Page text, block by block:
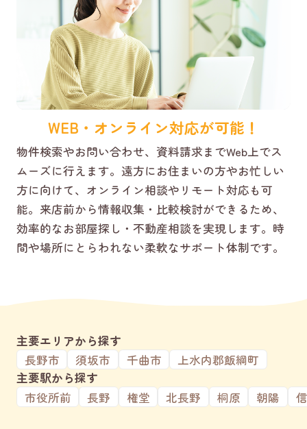
WEB・オンライン対応が可能！
物件検索やお問い合わせ、資料請求までWeb上でス
ムーズに行えます。遠方にお住まいの方やお忙しい
方に向けて、オンライン相談やリモート対応も可
能。来店前から情報収集・比較検討ができるため、
効率的なお部屋探し・不動産相談を実現します。時
間や場所にとらわれない柔軟なサポート体制です。
主要エリアから探す
長野市
須坂市 千曲市
上水内郡飯綱町
主要駅から探す
市役所前
長野 権堂 北長野 桐原 朝陽